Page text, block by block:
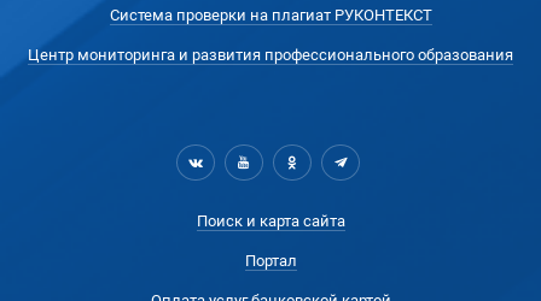
Система проверки на плагиат РУКОНТЕКСТ
Центр мониторинга и развития профессионального образования
Поиск и карта сайта
Портал